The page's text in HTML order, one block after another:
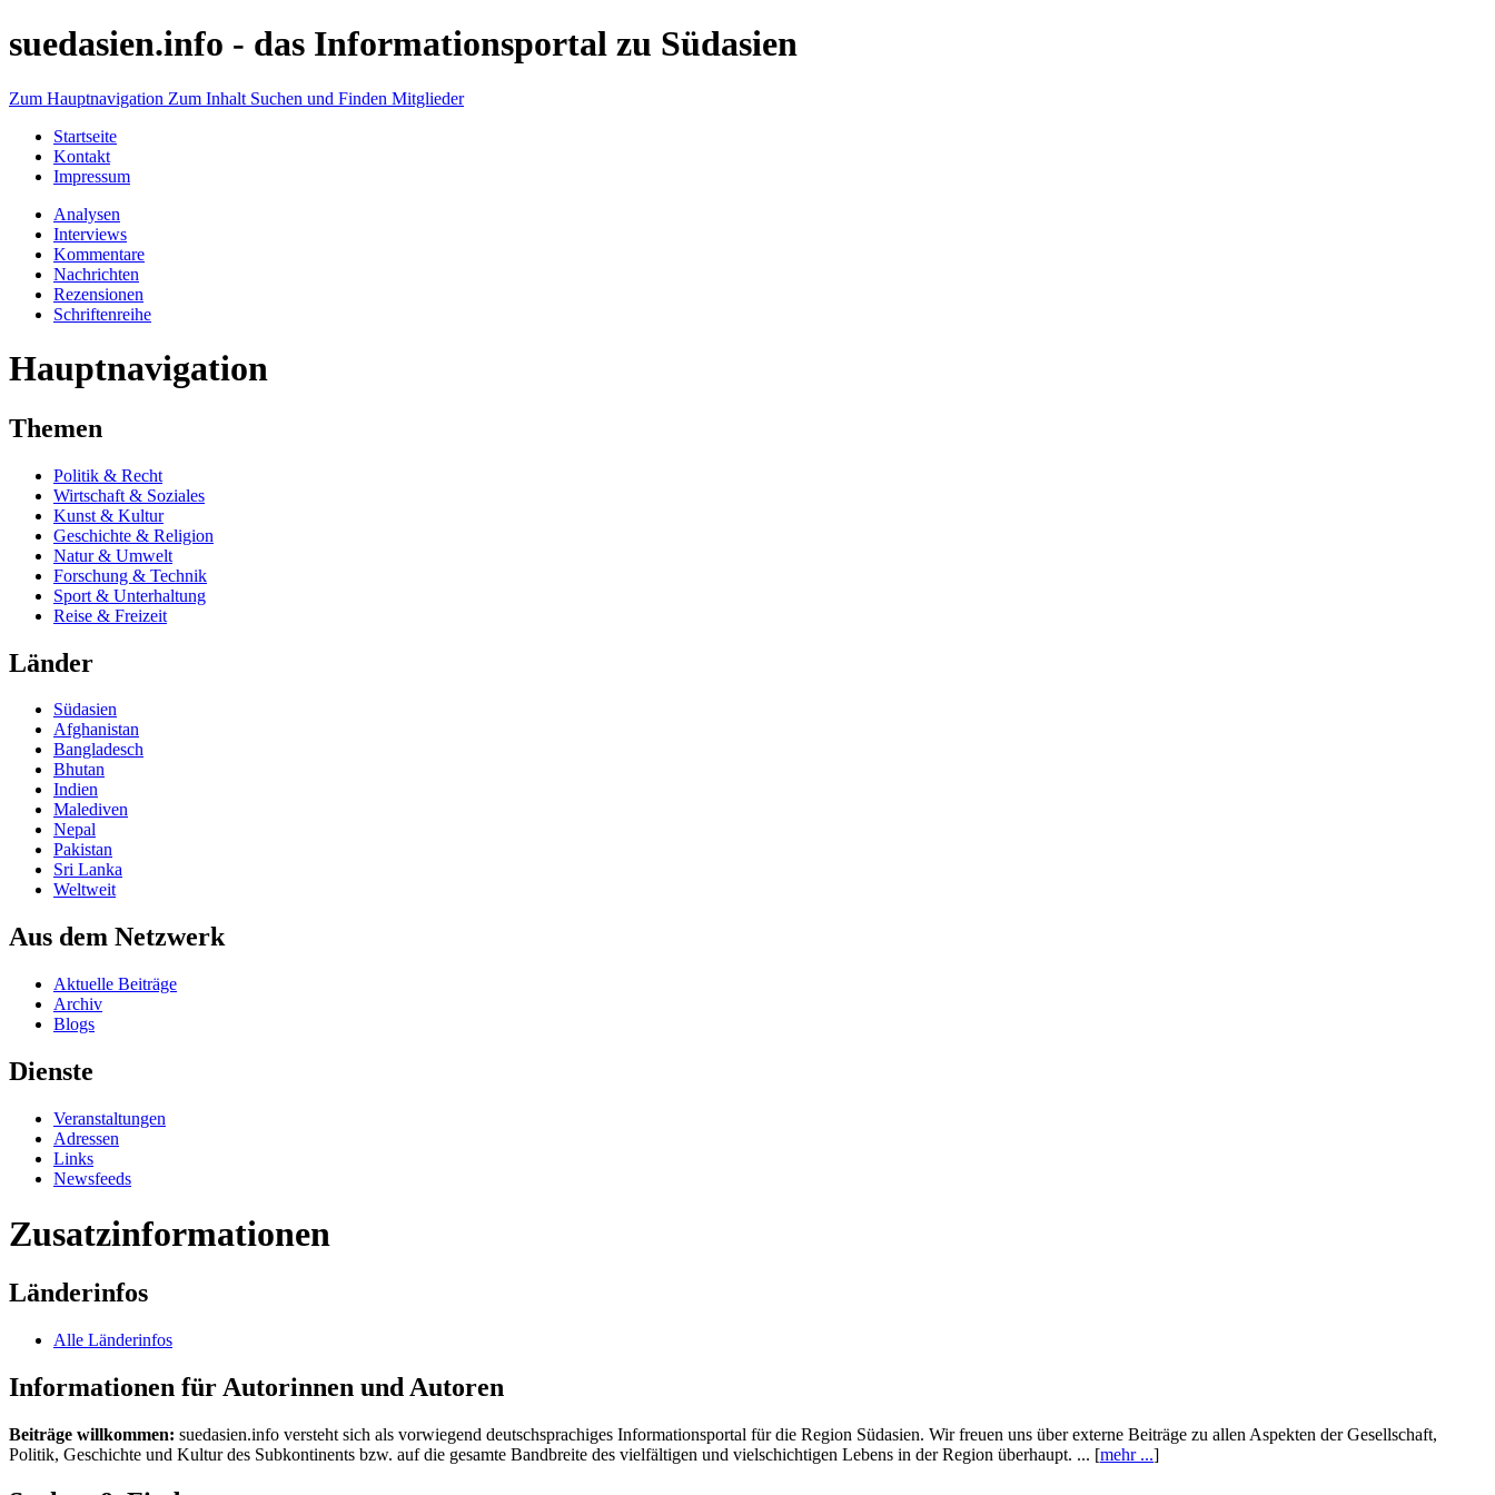
suedasien.info - das Informationsportal zu Südasien
Zum Hauptnavigation Zum Inhalt Suchen und Finden Mitglieder
Startseite
Kontakt
Impressum
Analysen
Interviews
Kommentare
Nachrichten
Rezensionen
Schriftenreihe
Hauptnavigation
Themen
Politik & Recht
Wirtschaft & Soziales
Kunst & Kultur
Geschichte & Religion
Natur & Umwelt
Forschung & Technik
Sport & Unterhaltung
Reise & Freizeit
Länder
Südasien
Afghanistan
Bangladesch
Bhutan
Indien
Malediven
Nepal
Pakistan
Sri Lanka
Weltweit
Aus dem Netzwerk
Aktuelle Beiträge
Archiv
Blogs
Dienste
Veranstaltungen
Adressen
Links
Newsfeeds
Zusatzinformationen
Länderinfos
Alle Länderinfos
Informationen für Autorinnen und Autoren
Beiträge willkommen: suedasien.info versteht sich als vorwiegend deutschsprachiges Informationsportal für die Region Südasien. Wir freuen uns über externe Beiträge zu allen Aspekten der Gesellschaft,
Politik, Geschichte und Kultur des Subkontinents bzw. auf die gesamte Bandbreite des vielfältigen und vielschichtigen Lebens in der Region überhaupt. ... [mehr ...]